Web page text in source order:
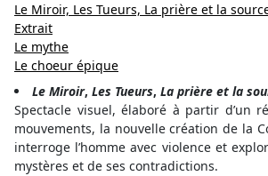
Le Miroir, Les Tueurs, La prière et la
Extrait
Le mythe
Le choeur épique
Le Miroir, Les Tueurs, La prière et la
Spectacle visuel, élaboré à partir d’un
mouvements, la nouvelle création de la
interroge l’homme avec violence et
mystères et de ses contradictions.